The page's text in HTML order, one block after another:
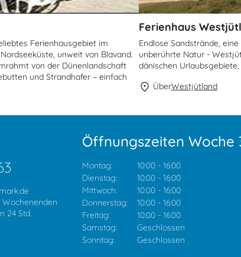
Ferienhausgebiet im
unweit von Blavand.
von der Dünenlandschaft
und Strandhafer – einfach
Ferienhaus
Endlose Sandstrände,
unberührte Natur -
dänischen
ÜberWestjütland
Wochenenden
24 Std.
Öffnungszeiten Woche
Montag: 10:00 - 16:00
Dienstag:
10:00 - 16:00
Mittwoch:
10:00 - 16:00
Donnerstag:
10:00 - 16:00
Freitag:
10:00 - 16:00
Samstag:
Geschlossen
Sonntag:
Geschlossen